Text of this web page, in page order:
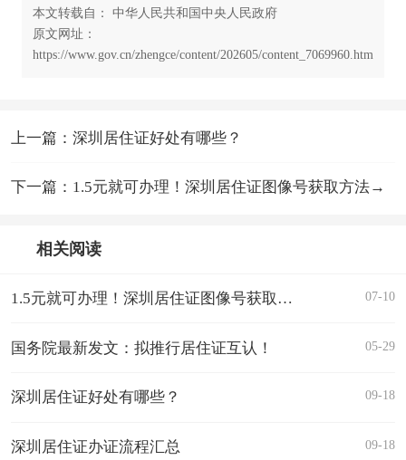
本文转载自： 中华人民共和国中央人民政府
原文网址：
https://www.gov.cn/zhengce/content/202605/content_7069960.htm
上一篇：深圳居住证好处有哪些？
下一篇：1.5元就可办理！深圳居住证图像号获取方法→
相关阅读
1.5元就可办理！深圳居住证图像号获取方法→ 07-10
国务院最新发文：拟推行居住证互认！ 05-29
深圳居住证好处有哪些？ 09-18
深圳居住证办证流程汇总 09-18